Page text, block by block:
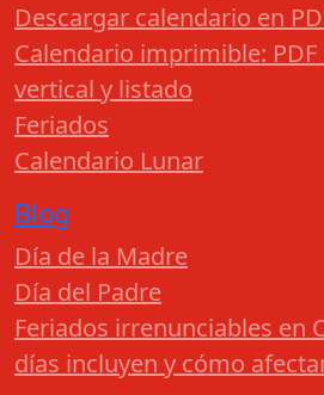
Descargar calendario en
Calendario imprimible:
vertical y listado
Feriados
Calendario Lunar
Blog
Día de la Madre
Día del Padre
Feriados irrenunciables en
días incluyen y cómo